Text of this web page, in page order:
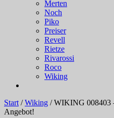
Merten
Noch
Piko
Preiser
Revell
Rietze
Rivarossi
Roco
Wiking
Start/Wiking / WIKING 008403
Angebot!